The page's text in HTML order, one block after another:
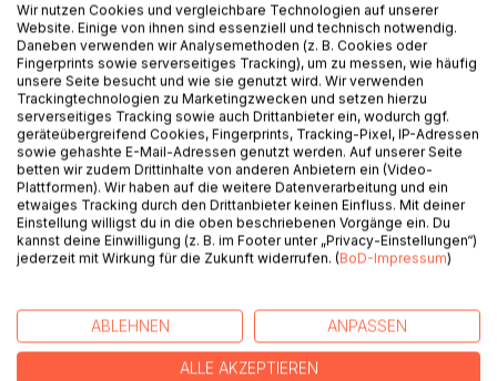
Der bekannte kölner Kabarettist, Aktivist Alparslan alias
„der Integrator“ stellt sein ultimatives Aufklärungsbuch über
Migrationsgeschichte vor, nach dem er mit seinem
Soloprogramm „Alles wird Gut“ seit 2009 deutschland weit
getourt hat.
„Lernt erst mal Deutsch, dann sehen wir weiter..“
beantwortet nicht nur die Frage, warum das
Zusammenleben mit „den Türken“ ein Problem darstellt,
sondern stellt den Türken vor, von den man ständig redet?
Er beantwortet sogar die Fragen, die noch nicht gestellt
wurden. Dabei benutzt er alle erzählformen wie: sachlich,
unorthodox. Hauptsache kommt am Ende die Message an.
Wir nutzen Cookies und vergleichbare Technologien auf unserer
Website. Einige von ihnen sind essenziell und technisch notwendig.
Daneben verwenden wir Analysemethoden (z. B. Cookies oder
Fingerprints sowie serverseitiges Tracking), um zu messen, wie häufig
unsere Seite besucht und wie sie genutzt wird. Wir verwenden
Trackingtechnologien zu Marketingzwecken und setzen hierzu
serverseitiges Tracking sowie auch Drittanbieter ein, wodurch ggf.
geräteübergreifend Cookies, Fingerprints, Tracking-Pixel, IP-Adressen
sowie gehashte E-Mail-Adressen genutzt werden. Auf unserer Seite
betten wir zudem Drittinhalte von anderen Anbietern ein (Video-
Plattformen). Wir haben auf die weitere Datenverarbeitung und ein
etwaiges Tracking durch den Drittanbieter keinen Einfluss. Mit deiner
Einstellung willigst du in die oben beschriebenen Vorgänge ein. Du
kannst deine Einwilligung (z. B. im Footer unter „Privacy-Einstellungen“)
jederzeit mit Wirkung für die Zukunft widerrufen. (BoD-Impressum)
ABLEHNEN ANPASSEN
ALLE AKZEPTIEREN